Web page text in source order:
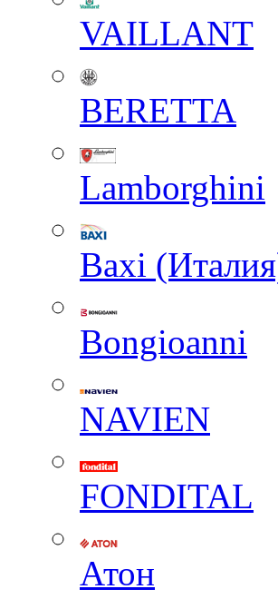
VAILLANT
BERETTA
Lamborghini
Baxi
Вongioanni
NAVIEN
FONDITAL
Атон